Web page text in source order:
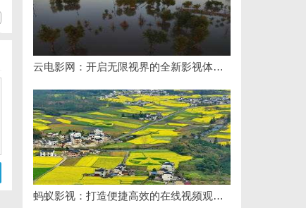
云电影网：开启无限视界的全新影视体验之旅
蚂蚁影视：打造便捷高效的在线视频观影新体验